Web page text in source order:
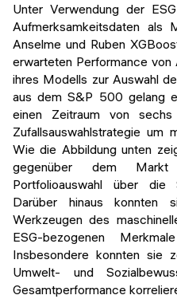
Unter Verwendung der
Aufmerksamkeitsdaten als
Anselme und Ruben
erwarteten Performance von
ihres Modells zur Auswahl
aus dem S&P 500 gelang
einen Zeitraum von
Zufallsauswahlstrategie
Wie die Abbildung unten
gegenüber dem
Portfolioauswahl über die
Darüber hinaus konnten
Werkzeugen des
ESG-bezogenen
Insbesondere konnten sie
Umwelt- und
Gesamtperformance